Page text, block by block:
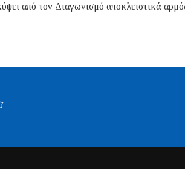
από τον Διαγωνισμό αποκλειστικά